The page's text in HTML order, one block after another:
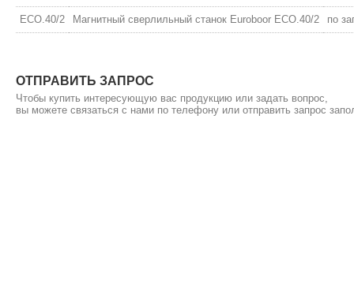
ECO.40/2 Магнитный сверлильный станок Euroboor ECO.40/2 по
ОТПРАВИТЬ ЗАПРОС
Чтобы купить интересующую вас продукцию или задать вопрос,
вы можете связаться с нами по телефону или отправить запрос